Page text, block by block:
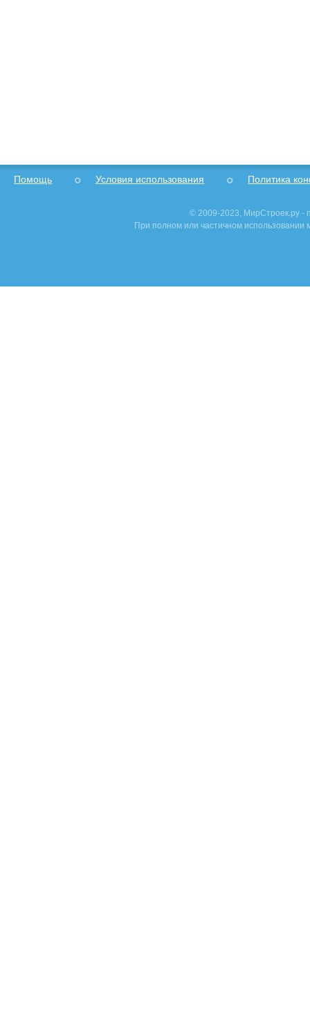
Помощь Условия использования Политика
© 2009-2023, МирСтроек.ру -
При полном или частичном использовании